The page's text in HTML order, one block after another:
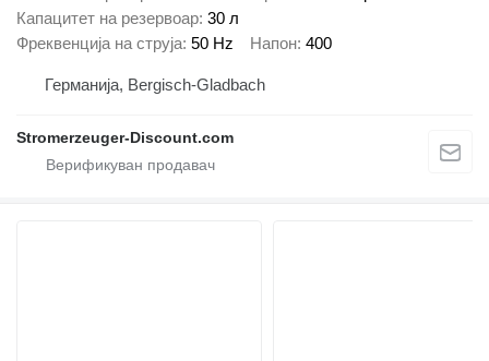
Капацитет на резервоар 30 л
Фреквенција на струја 50 Hz Напон 400
Германија, Bergisch-Gladbach
Stromerzeuger-Discount.com